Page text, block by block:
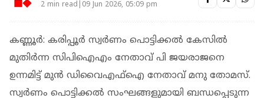
2 min read|09 Jun 2026, 05:09 pm
കണ്ണൂര്‍: കരിപ്പൂര്‍ സ്വര്‍ണം പൊട്ടിക്കല്‍ കേസില്‍
മുതിര്‍ന്ന സിപിഐഎം നേതാവ് പി ജയരാജനെ
ഉന്നമിട്ട് മുന്‍ ഡിവൈഎഫ്‌ഐ നേതാവ് മനു തോമസ്.
സ്വര്‍ണം പൊട്ടിക്കല്‍ സംഘങ്ങളുമായി ബന്ധപ്പെടുന്ന